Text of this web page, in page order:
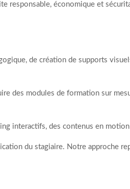
responsable, économique et
de création de supports
des modules de formation sur
interactifs, des contenus en
du stagiaire. Notre approche